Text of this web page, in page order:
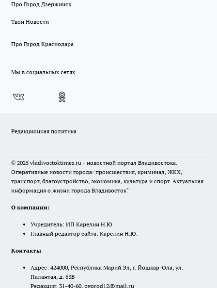
Про Город Дзержинск
Твои Новости
Про Город Краснодара
Мы в социальных сетях
Редакционная политика
© 2025 vladivostoktimes.ru - новостной портал Владивостока.
Оперативные новости города: происшествия, криминал, ЖКХ,
транспорт, благоустройство, экономика, культура и спорт. Актуальная
информация о жизни города Владивосток"
О компании:
Учредитель: ИП Карелин Н.Ю
Главный редактор сайта: Карелин Н.Ю.
Контакты
Адрес: 424000, Республика Марий Эл, г. Йошкар-Ола, ул.
Палантая, д. 63В
Редакция: 31-40-60, pgorod12@mail.ru